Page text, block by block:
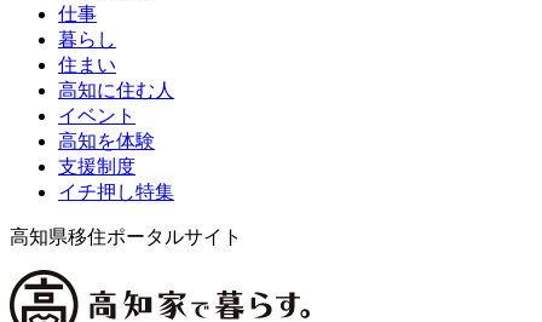
仕事
暮らし
住まい
高知に住む人
イベント
高知を体験
支援制度
イチ押し特集
高知県移住ポータルサイト